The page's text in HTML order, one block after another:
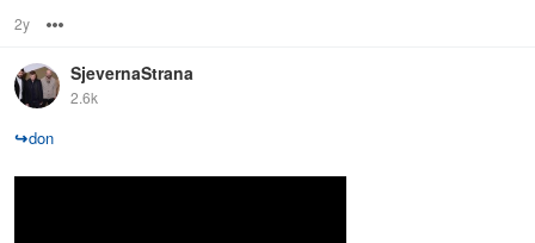
2y
SjevernaStrana
2.6k
↪don